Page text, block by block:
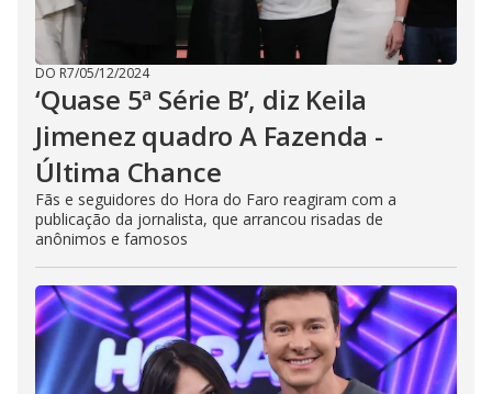
DO R7/05/12/2024
‘Quase 5ª Série B’, diz Keila
Jimenez quadro A Fazenda -
Última Chance
Fãs e seguidores do Hora do Faro reagiram com a
publicação da jornalista, que arrancou risadas de
anônimos e famosos